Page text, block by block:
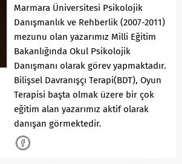
Marmara Üniversitesi Psikolojik
Danışmanlık ve Rehberlik (2007-2011)
mezunu olan yazarımız Milli Eğitim
Bakanlığında Okul Psikolojik
Danışmanı olarak görev yapmaktadır.
Bilişsel Davranışçı Terapi(BDT), Oyun
Terapisi başta olmak üzere bir çok
eğitim alan yazarımız aktif olarak
danışan görmektedir.